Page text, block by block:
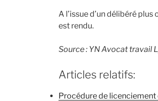
A l’issue d’un délibéré
est rendu.
Source : YN Avocat travail
Articles relatifs:
Procédure de licenciement